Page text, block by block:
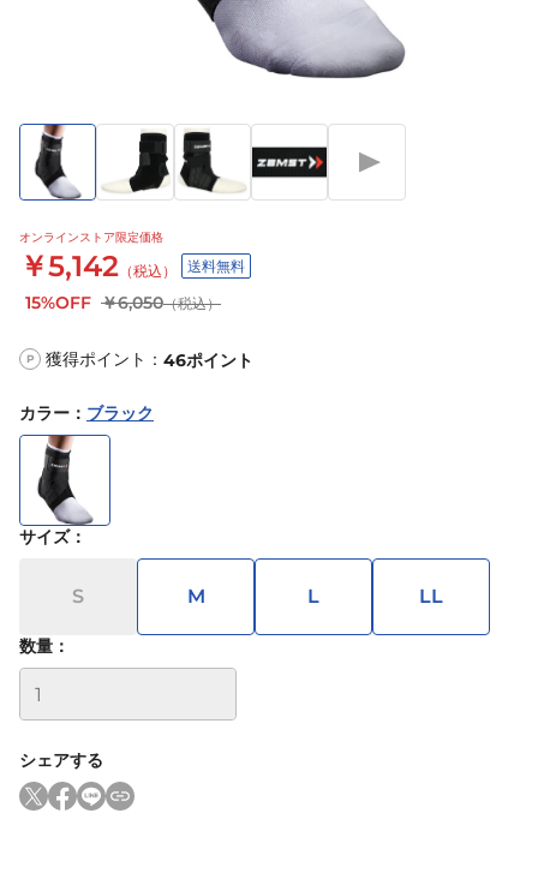
オンラインストア限定価格
￥5,142 （税込） 送料無料
15%OFF ￥6,050（税込）
P 獲得ポイント： 46ポイント
カラー ： ブラック
サイズ：
S M L LL
数量：
シェアする